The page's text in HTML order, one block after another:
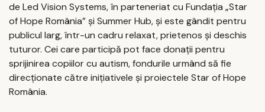
de Led Vision Systems, în parteneriat cu Fundația „Star
of Hope România” și Summer Hub, și este gândit pentru
publicul larg, într-un cadru relaxat, prietenos și deschis
tuturor. Cei care participă pot face donații pentru
sprijinirea copiilor cu autism, fondurile urmând să fie
direcționate către inițiativele și proiectele Star of Hope
România.